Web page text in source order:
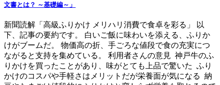
文書とは？ ～基礎編～」
新聞読解「高級ふりかけ メリハリ消費で食卓を彩る」 以
下、記事の要約です。 白いご飯に味わいを添える、ふりか
けがブームだ。 物価高の折、手ごろな値段で食の充実につ
ながると支持を集めている。 利用者さんの意見 神戸牛のふ
りかけを買ったことがあり、味がとても上品で驚いた ふり
かけのコスパや手軽さはメリットだが栄養面が気になる 納